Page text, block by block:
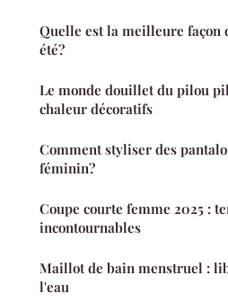
Quelle est la meilleure façon
été?
Le monde douillet du pilou
chaleur décoratifs
Comment styliser des
féminin?
Coupe courte femme 2025 :
incontournables
Maillot de bain menstruel :
l'eau